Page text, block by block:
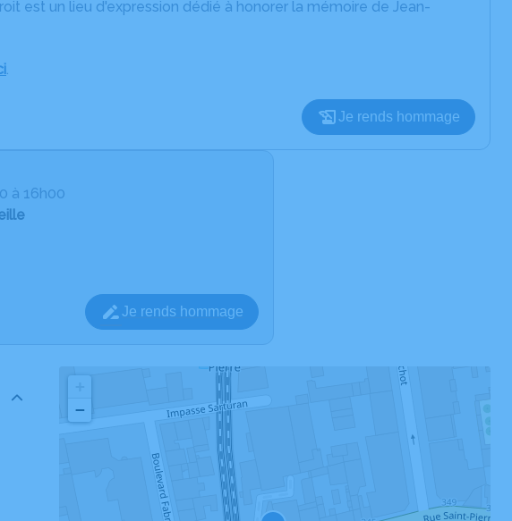
est un lieu d'expression dédié à honorer la mémoire de Jean-
.
Je rends hommage
à 16h00
Je rends hommage
−